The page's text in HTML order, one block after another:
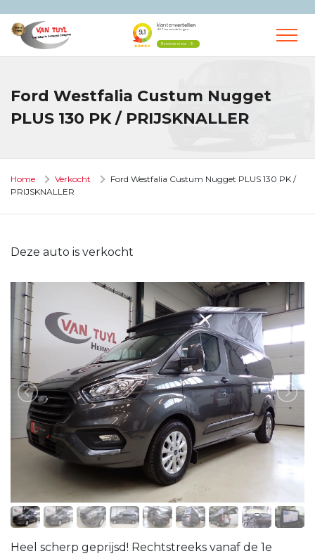
Ford Westfalia Custum Nugget
PLUS 130 PK / PRIJSKNALLER
Home Verkocht
Ford Westfalia Custum Nugget PLUS 130 PK /
PRIJSKNALLER
Deze auto is verkocht
Heel scherp geprijsd! Rechtstreeks vanaf de 1e